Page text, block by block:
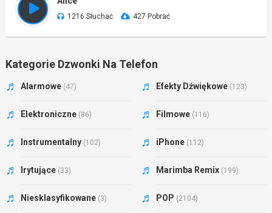
1216 Słuchać 427 Pobrać
Kategorie Dzwonki Na Telefon
Alarmowe (47) Efekty Dźwiękowe (123)
Elektroniczne (86) Filmowe (116)
Instrumentalny (102) iPhone (112)
Irytujące (33) Marimba Remix (199)
Niesklasyfikowane (3) POP (2104)